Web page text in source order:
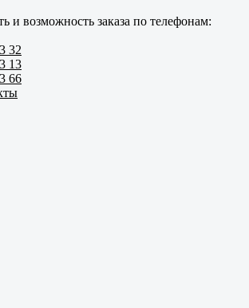
и возможность заказа по телефонам:
32
13
66